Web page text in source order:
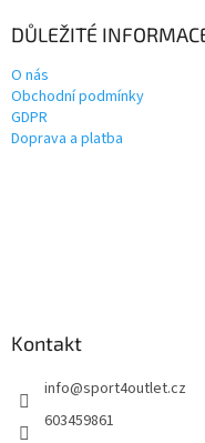
DŮLEŽITÉ
O nás
Obchodní podmínky
GDPR
Doprava a platba
Kontakt
info@sport4outlet.cz
603459861